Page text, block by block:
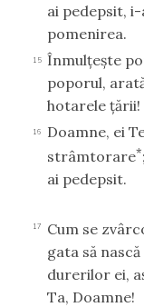
ai pedepsit,
pomenirea.
15 Înmulţeşte
poporul,
hotarele ţării!
16
Doamne, ei
strâmtorare*
ai pedepsit.
17 Cum se
gata să
durerilor ei,
Ta, Doamne!